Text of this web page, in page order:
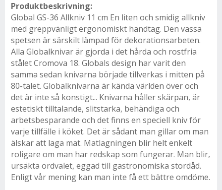
Produktbeskrivning:
Global GS-36 Allkniv 11 cm En liten och smidig allkniv
med greppvänligt ergonomiskt handtag. Den vassa
spetsen är särskilt lämpad för dekorationsarbeten.
Alla Globalknivar är gjorda i det hårda och rostfria
stålet Cromova 18. Globals design har varit den
samma sedan knivarna började tillverkas i mitten på
80-talet. Globalknivarna är kända världen över och
det är inte så konstigt... Knivarna håller skärpan, är
estetiskt tilltalande, slitstarka, behändiga och
arbetsbesparande och det finns en speciell kniv för
varje tillfälle i köket. Det är sådant man gillar om man
älskar att laga mat. Matlagningen blir helt enkelt
roligare om man har redskap som fungerar. Man blir,
ursäkta ordvalet, eggad till gastronomiska stordåd.
Enligt vår mening kan man inte få ett bättre omdöme.